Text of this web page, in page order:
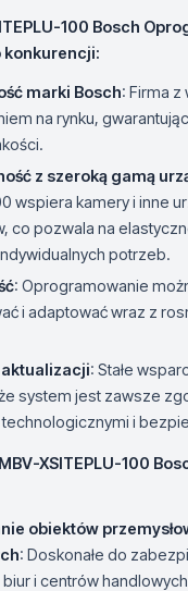
100 Bosch
konkurencji:
marki Bosch: Firma z
na rynku,
z szeroką gamą
wspiera kamery i inne
co pozwala na
potrzeb.
: Oprogramowanie
i adaptować wraz z
aktualizacji: Stałe
system jest zawsze
i
XSITEPLU-100
obiektów
: Doskonałe do
i centrów